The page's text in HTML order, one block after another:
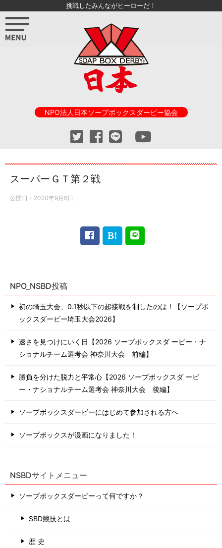
挑戦したみんながヒーローだ！
NPO法人日本ソープボックスダービー協会
スーパーＧＴ第２戦
公開日： 2020年9月6日
NPO_NSBD投稿
初の埼玉大会、0.1秒以下の超接戦を制したのは！【ソープボ
ックスダービー埼玉大会2026】
速さを見つけにいく日【2026 ソープボックスダ ービー・ナ
ショナルチーム選考会 神奈川⼤会 前編】
勝負を分けた脱力と平常心【2026 ソープボックスダ ービ
ー・ナショナルチーム選考会 神奈川⼤会 後編】
ソープボックスダービーにはじめて参加される方へ
ソープボックスが漫画になりました！
NSBDサイトメニュー
ソープボックスダービーって何ですか？
SBD競技とは
歴 史